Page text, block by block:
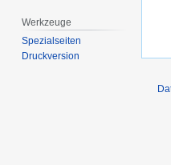
Werkzeuge
Spezialseiten
Druckversion